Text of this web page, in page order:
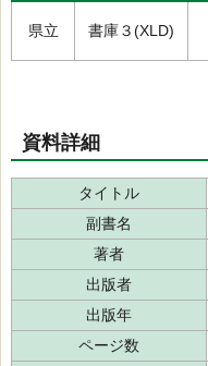
県立 書庫３(XLD)
資料詳細
タイトル
副書名
著者
出版者
出版年
ページ数